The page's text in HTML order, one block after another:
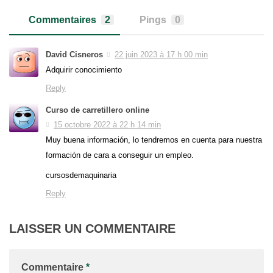
Commentaires 2 Pings 0
David Cisneros
22 juin 2023 à 17 h 00 min
Adquirir conocimiento
Reply
Curso de carretillero online
15 octobre 2022 à 22 h 14 min
Muy buena información, lo tendremos en cuenta para nuestra
formación de cara a conseguir un empleo.
cursosdemaquinaria
Reply
LAISSER UN COMMENTAIRE
Commentaire *